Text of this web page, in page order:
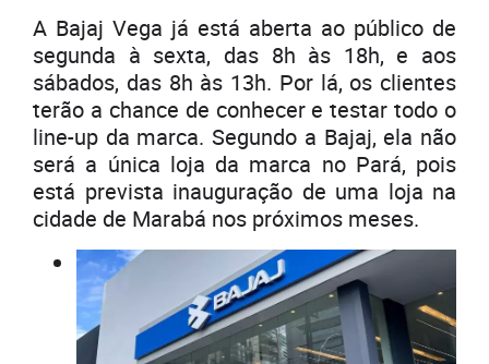
A Bajaj Vega já está aberta ao público de
segunda à sexta, das 8h às 18h, e aos
sábados, das 8h às 13h. Por lá, os clientes
terão a chance de conhecer e testar todo o
line-up da marca. Segundo a Bajaj, ela não
será a única loja da marca no Pará, pois
está prevista inauguração de uma loja na
cidade de Marabá nos próximos meses.